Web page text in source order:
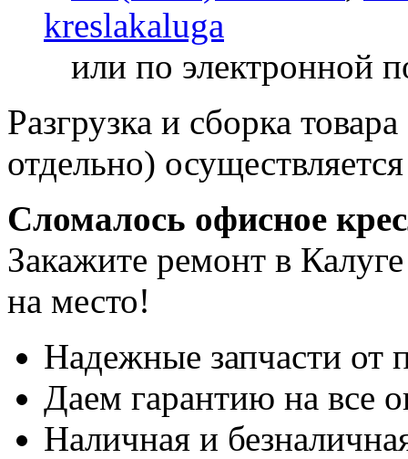
kreslakaluga
или по электронной
Разгрузка и сборка
отдельно)
Сломалось офисное
Закажите ремонт в
на место!
Надежные запчасти от
Даем гарантию на все
Наличная и